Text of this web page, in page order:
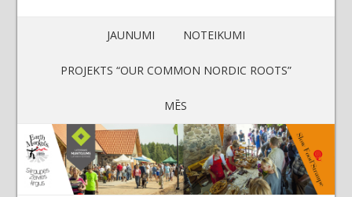
JAUNUMI NOTEIKUMI
PROJEKTS “OUR COMMON NORDIC ROOTS”
MĒS